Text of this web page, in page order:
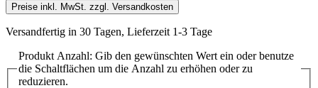
Preise inkl. MwSt. zzgl. Versandkosten
Versandfertig in 30 Tagen, Lieferzeit 1-3 Tage
Produkt Anzahl: Gib den gewünschten Wert ein oder benutze
die Schaltflächen um die Anzahl zu erhöhen oder zu
reduzieren.